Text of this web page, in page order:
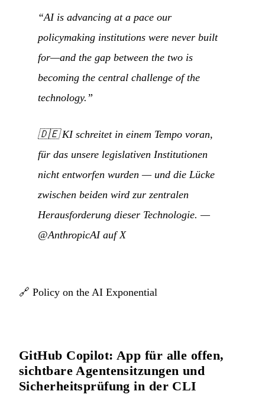
“AI is advancing at a pace our
policymaking institutions were never built
for—and the gap between the two is
becoming the central challenge of the
technology.”
🇩🇪KI schreitet in einem Tempo voran,
für das unsere legislativen Institutionen
nicht entworfen wurden — und die Lücke
zwischen beiden wird zur zentralen
Herausforderung dieser Technologie. —
@AnthropicAI auf X
🔗 Policy on the AI Exponential
GitHub Copilot: App für alle offen,
sichtbare Agentensitzungen und
Sicherheitsprüfung in der CLI